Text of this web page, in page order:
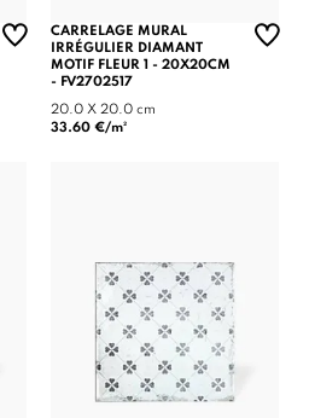
CARRELAGE MURAL
IRRÉGULIER DIAMANT
MOTIF FLEUR 1 - 20X20CM
- FV2702517
20.0 X 20.0 cm
33.60 €/m²